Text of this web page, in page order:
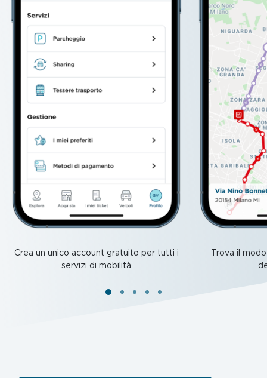
Crea un unico account gratuito per tutti i
servizi di mobilità
Trova il